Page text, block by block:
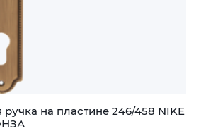
на пластине 246/458 NIKE